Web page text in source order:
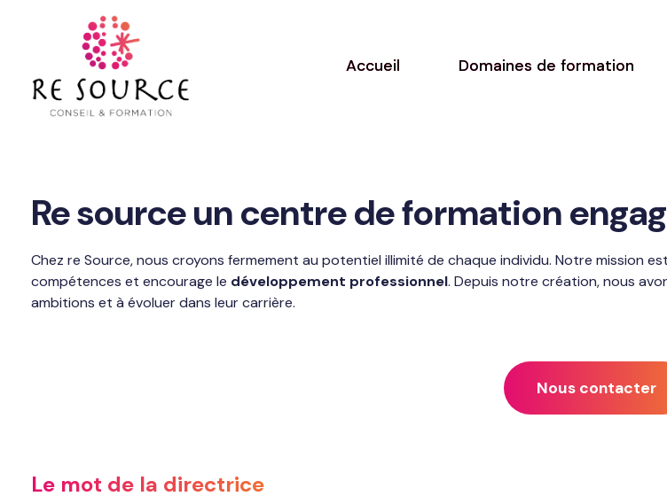
Accueil Domaines de formation
Re source un centre de formation
Chez re Source, nous croyons fermement au potentiel illimité de chaque individu. Notre mission
compétences et encourage le développement professionnel. Depuis notre création, nous
ambitions et à évoluer dans leur carrière.
Nous contacter
Le mot de la directrice